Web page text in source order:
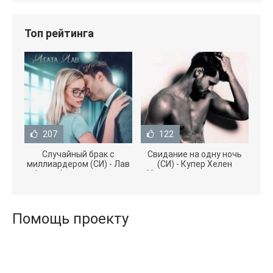
Топ рейтинга
207
Случайный брак с
миллиардером (СИ) - Лав
Агата (полная версия
122
Свидание на одну ночь
(СИ) - Купер Хелен
(бесплатные серии книг
Помощь проекту